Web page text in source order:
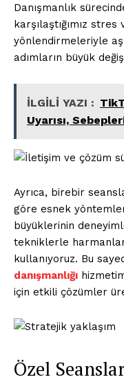
Danışmanlık
karşılaştığımız
yönlendirmeleriyle
adımların büyük
İLGİLİ YAZI :
Uyarısı,
Ayrıca, birebir
göre esnek
büyüklerinin
tekniklerle
kullanıyoruz. Bu
danışmanlığı
için etkili çözümler
Özel